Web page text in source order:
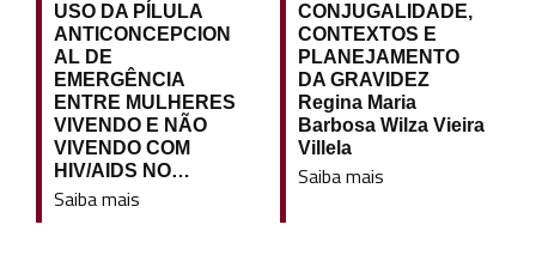
USO DA PÍLULA
ANTICONCEPCION
AL DE
EMERGÊNCIA
ENTRE MULHERES
VIVENDO E NÃO
VIVENDO COM
HIV/AIDS NO…
Saiba mais
CONJUGALIDADE,
CONTEXTOS E
PLANEJAMENTO
DA GRAVIDEZ
Regina Maria
Barbosa Wilza Vieira
Villela
Saiba mais